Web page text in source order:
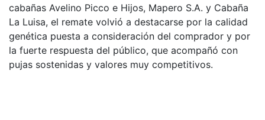
cabañas Avelino Picco e Hijos, Mapero S.A. y Cabaña
La Luisa, el remate volvió a destacarse por la calidad
genética puesta a consideración del comprador y por
la fuerte respuesta del público, que acompañó con
pujas sostenidas y valores muy competitivos.